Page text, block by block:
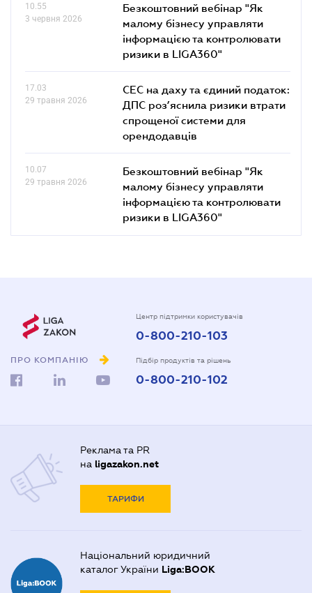
10.55
3 червня 2026
Безкоштовний вебінар "Як
малому бізнесу управляти
інформацією та контролювати
ризики в LIGA360"
17.03
29 травня 2026
СЕС на даху та єдиний податок:
ДПС роз’яснила ризики втрати
спрощеної системи для
орендодавців
10.07
29 травня 2026
Безкоштовний вебінар "Як
малому бізнесу управляти
інформацією та контролювати
ризики в LIGA360"
ПРО КОМПАНІЮ
Центр підтримки користувачів
0-800-210-103
Підбір продуктів та рішень
0-800-210-102
Реклама та PR
на ligazakon.net
ТАРИФИ
Національний юридичний
каталог України Liga:BOOK